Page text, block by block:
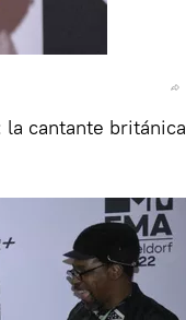
la cantante británica